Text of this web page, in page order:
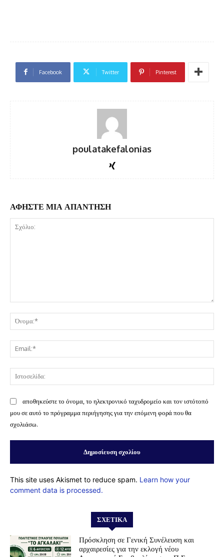
Facebook Twitter Pinterest
poulatakefalonias
ΑΦΗΣΤΕ ΜΙΑ ΑΠΑΝΤΗΣΗ
αποθηκεύστε το όνομα, το ηλεκτρονικό ταχυδρομείο και τον ιστότοπό
μου σε αυτό το πρόγραμμα περιήγησης για την επόμενη φορά που θα
σχολιάσω.
This site uses Akismet to reduce spam. Learn how your
comment data is processed.
ΣΧΕΤΙΚΆ
Πρόσκληση σε Γενική Συνέλευση και
αρχαιρεσίες για την εκλογή νέου